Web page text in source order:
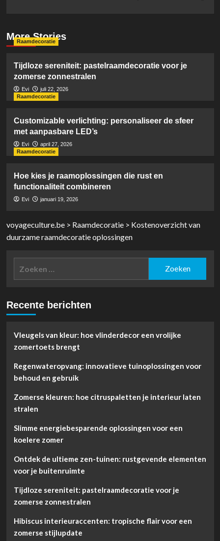
More Stories
Raamdecoratie
Tijdloze sereniteit: pastelraamdecoratie voor je
zomerse zonnestralen
Evi
juli 22, 2026
Raamdecoratie
Customizable verlichting: personaliseer de sfeer
met aanpasbare LED’s
Evi
april 27, 2026
Raamdecoratie
Hoe kies je raamoplossingen die rust en
functionaliteit combineren
Evi januari 19, 2026
voyageculture.be> Raamdecoratie> Kostenoverzicht van
duurzame raamdecoratie oplossingen
Recente berichten
Vleugels van kleur: hoe vlinderdecor een vrolijke
zomertoets brengt
Regenwateropvang: innovatieve tuinoplossingen voor
behoud en gebruik
Zomerse kleuren: hoe citruspaletten je interieur laten
stralen
Slimme energiebesparende oplossingen voor een
koelere zomer
Ontdek de ultieme zen-tuinen: rustgevende elementen
voor je buitenruimte
Tijdloze sereniteit: pastelraamdecoratie voor je
zomerse zonnestralen
Hibiscus interieuraccenten: tropische flair voor een
zomerse stijlupdate